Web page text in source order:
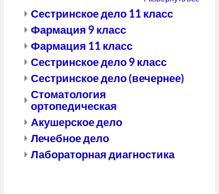
Сестринское дело 11 класс
Фармация 9 класс
Фармация 11 класс
Сестринское дело 9 класс
Сестринское дело (вечернее)
Стоматология
ортопедическая
Акушерское дело
Лечебное дело
Лабораторная диагностика